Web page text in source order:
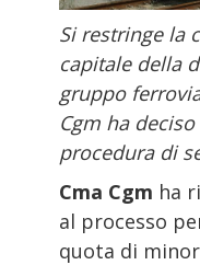
Si restringe la
capitale della
gruppo
Cgm ha
procedura di
Cma Cgm ha
al processo
quota di